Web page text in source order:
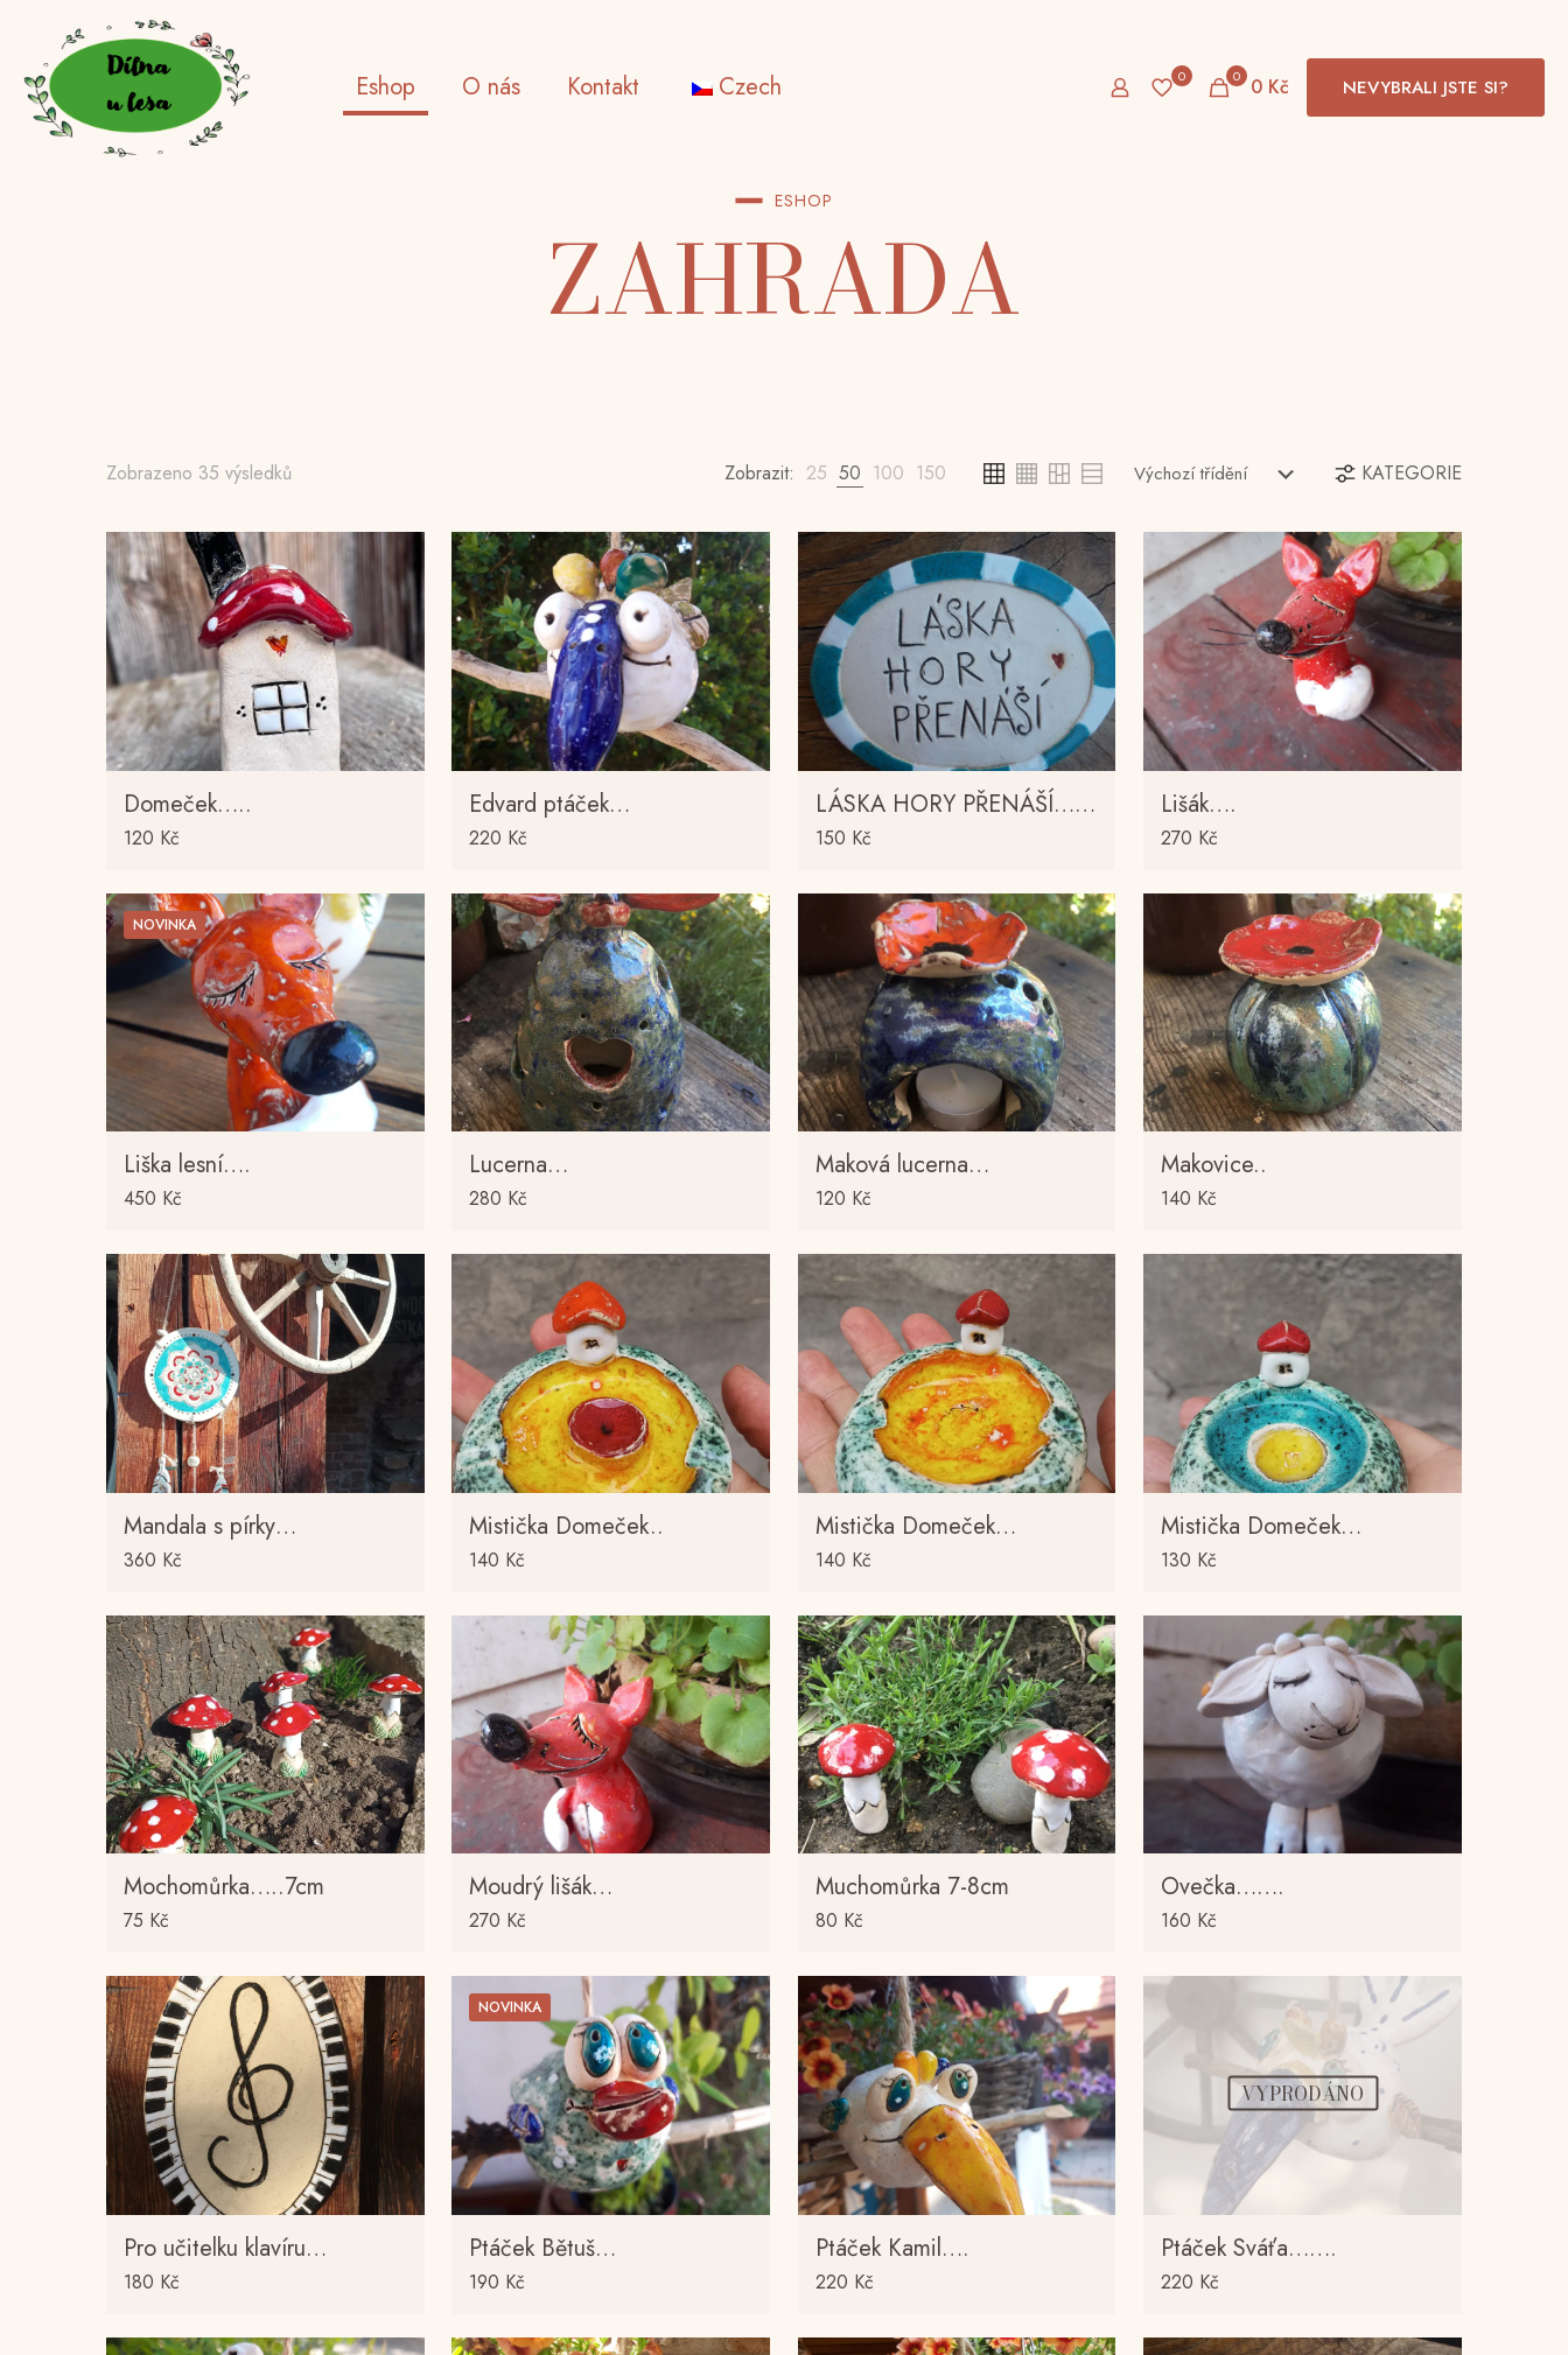
Eshop O nás Kontakt Czech 0 0 0 Kč NEVYBRALI JSTE SI?
ESHOP
ZAHRADA
Zobrazeno 35 výsledků Zobrazit: 25 50 100 150 KATEGORIE
Domeček…..
120 Kč
Edvard ptáček…
220 Kč
LÁSKA HORY PŘENÁŠÍ……
150 Kč
Lišák….
270 Kč
NOVINKA
Liška lesní….
450 Kč
Lucerna…
280 Kč
Maková lucerna…
120 Kč
Makovice..
140 Kč
Mandala s pírky…
360 Kč
Mistička Domeček..
140 Kč
Mistička Domeček…
140 Kč
Mistička Domeček…
130 Kč
Mochomůrka…..7cm
75 Kč
Moudrý lišák…
270 Kč
Muchomůrka 7-8cm
80 Kč
Ovečka…….
160 Kč
Pro učitelku klavíru…
180 Kč
NOVINKA
Ptáček Bětuš…
190 Kč
Ptáček Kamil….
220 Kč
VYPRODÁNO
Ptáček Sváťa…….
220 Kč